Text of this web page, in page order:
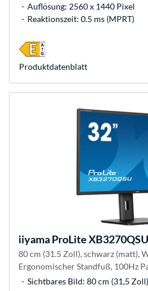
Auflösung: 2560 x 1440 Pixel
Reaktionszeit: 0.5 ms (MPRT)
Produkt­datenblatt
iiyamaProLite
80 cm (31.5 Zoll), schwarz (matt),
Ergonomischer Standfuß, 100Hz
Sichtbares Bild: 80 cm (31,5 Zoll)